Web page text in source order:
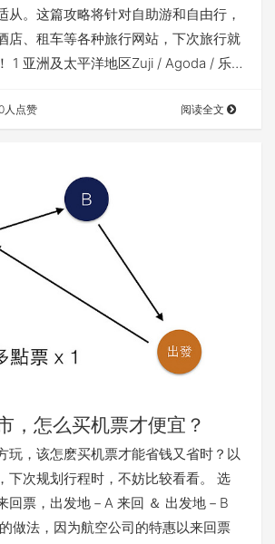
从。这篇攻略将针对自助游和自由行，
店、租车等各种旅行网站，下次旅行就
1 亚洲及太平洋地区Zuji / Agoda / 乐…
人点赞 阅读全文
，怎么买机票才便宜？
玩，该怎麽买机票才能省钱又省时？以
下次规划行程时，不妨比较看看。 选
回票，出发地－A 来回 ＆ 出发地－B
做法，因为航空公司的特惠以来回票